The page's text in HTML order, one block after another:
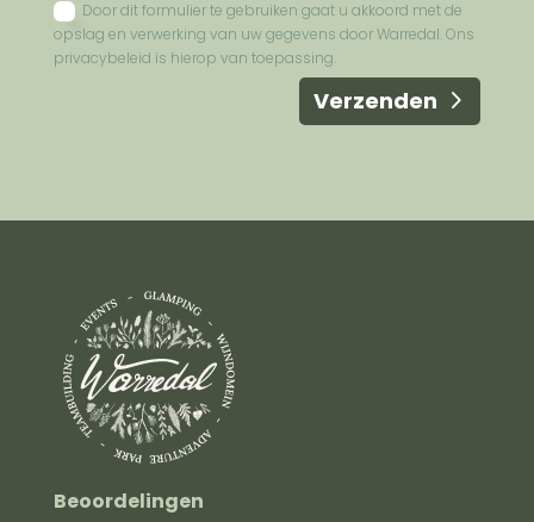
Door dit formulier te gebruiken gaat u akkoord met de
opslag en verwerking van uw gegevens door Warredal. Ons
privacybeleid is hierop van toepassing.
Verzenden
Beoordelingen